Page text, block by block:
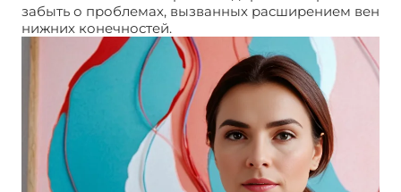
забыть о проблемах, вызванных расширением вен
нижних конечностей.